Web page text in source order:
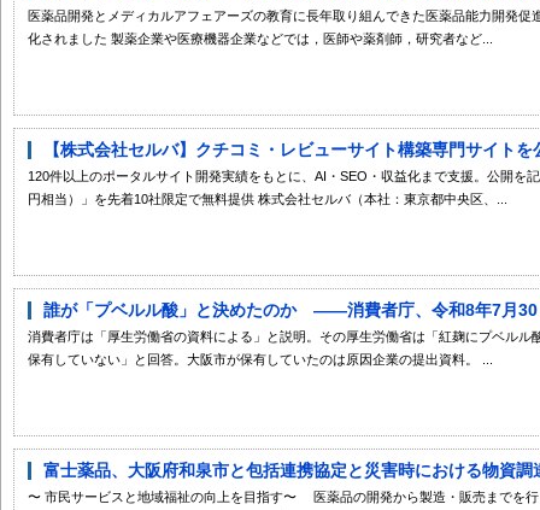
医薬品開発とメディカルアフェアーズの教育に長年取り組んできた医薬品能力開発
化されました 製薬企業や医療機器企業などでは，医師や薬剤師，研究者など...
【株式会社セルバ】クチコミ・レビューサイト構築専門サイトを
120件以上のポータルサイト開発実績をもとに、AI・SEO・収益化まで支援。公開を
円相当）」を先着10社限定で無料提供 株式会社セルバ（本社：東京都中央区、...
誰が「プベルル酸」と決めたのか ――消費者庁、令和8年7月30
消費者庁は「厚生労働省の資料による」と説明。その厚生労働省は「紅麹にプベル
保有していない」と回答。大阪市が保有していたのは原因企業の提出資料。 ...
富士薬品、大阪府和泉市と包括連携協定と災害時における物資調
〜 市民サービスと地域福祉の向上を目指す〜 医薬品の開発から製造・販売までを